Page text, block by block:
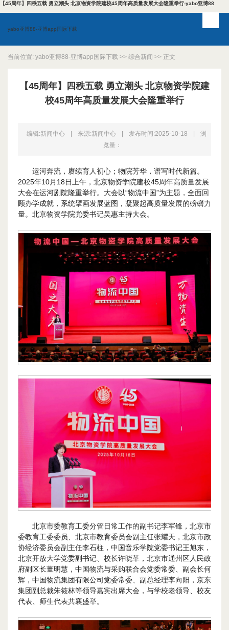
【45周年】四秩五载 勇立潮头 北京物资学院建校45周年高质量发展大会隆重举行-yabo亚博88
yabo亚博88-亚博app国际下载
当前位置: yabo亚博88-亚博app国际下载 >> 综合新闻 >> 正文
【45周年】四秩五载 勇立潮头 北京物资学院建
校45周年高质量发展大会隆重举行
编辑:新闻中心 来源:新闻中心 发布时间:2025-10-18
浏
览量：
运河奔流，赓续育人初心；物院芳华，谱写时代新篇。
2025年10月18日上午，北京物资学院建校45周年高质量发展
大会在运河剧院隆重举行。大会以“物流中国”为主题，全面回
顾办学成就，系统擘画发展蓝图，凝聚起高质量发展的磅礴力
量。北京物资学院党委书记吴惠主持大会。
北京市委教育工委分管日常工作的副书记李军锋，北京市
委教育工委委员、北京市教育委员会副主任张耀天，北京市政
协经济委员会副主任李石柱，中国音乐学院党委书记王旭东，
北京开放大学党委副书记、校长许晓革，北京市通州区人民政
府副区长董明慧，中国物流与采购联合会党委常委、副会长何
辉，中国物流集团有限公司党委常委、副总经理李向阳，京东
集团副总裁朱筱林等领导嘉宾出席大会，与学校老领导、校友
代表、师生代表共襄盛举。